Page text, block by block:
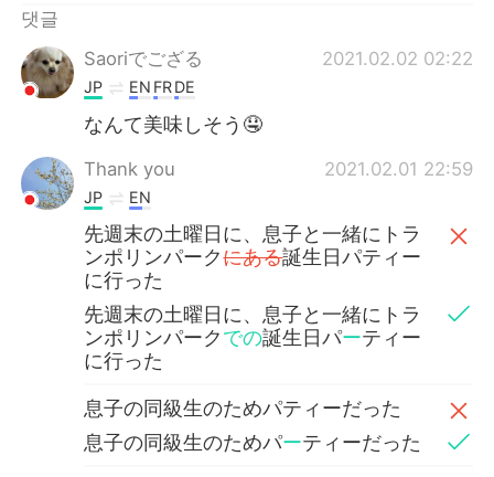
댓글
Saoriでござる
2021.02.02 02:22
JP EN FRDE
なんて美味しそう🤤
Thank you 2021.02.01 22:59
JP EN
先週末の土曜日に、息子と一緒にトラ
ンポリンパークにある誕生日パティー
に行った
先週末の土曜日に、息子と一緒にトラ
ンポリンパークでの誕生日パーティー
に行った
息子の同級生のためパティーだった
息子の同級生のためパーティーだった